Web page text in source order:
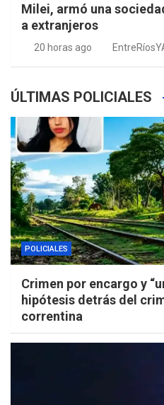
Milei, armó una
a extranjeros
20 horas ago
ÚLTIMAS POLICIALES
POLICIALES
Crimen por encargo y
hipótesis detrás del
correntina